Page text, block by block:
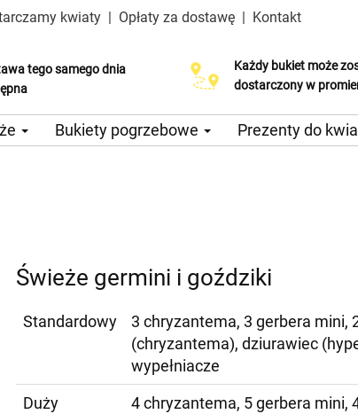
kwiaty | Opłaty za dostawę | Kontakt
tego samego dnia
dostawy już od 200 CZK
datę dostawy
Każdy bukiet może
dostarczony w
Bukiety pogrzebowe Prezenty do
Świeże germini i goździki
Standardowy
3 chryzantema, 3 gerbera mini,
(chryzantema), dziurawiec
wypełniacze
Duży
4 chryzantema, 5 gerbera mini,